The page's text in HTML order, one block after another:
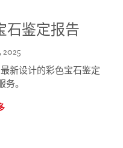
石鉴定报告
2025
新设计的彩色宝石鉴定
务。